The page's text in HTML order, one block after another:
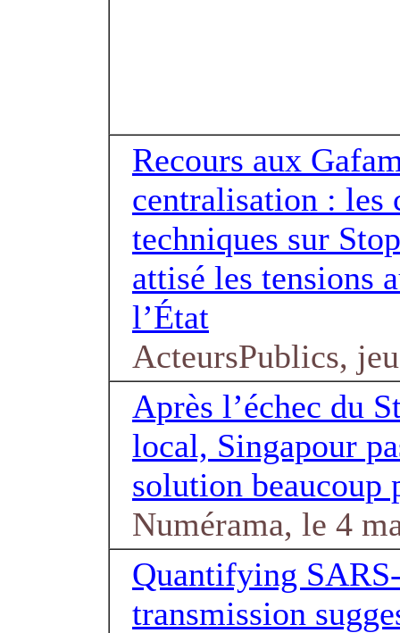
Recours aux
centralisation : les
techniques sur
attisé les tensions
l’État
ActeursPublics,
Après l’échec du
local, Singapour
solution beaucoup
Numérama, le 4
Quantifying
transmission